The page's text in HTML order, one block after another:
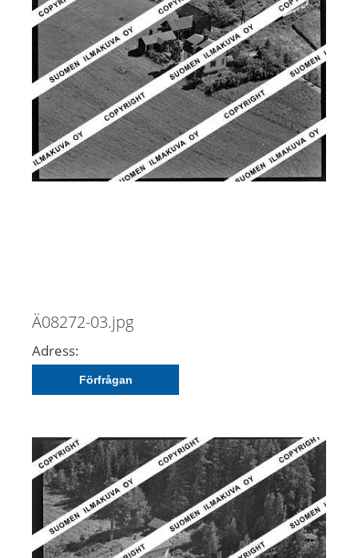
Ä08272-03.jpg
Adress:
Förfrågan